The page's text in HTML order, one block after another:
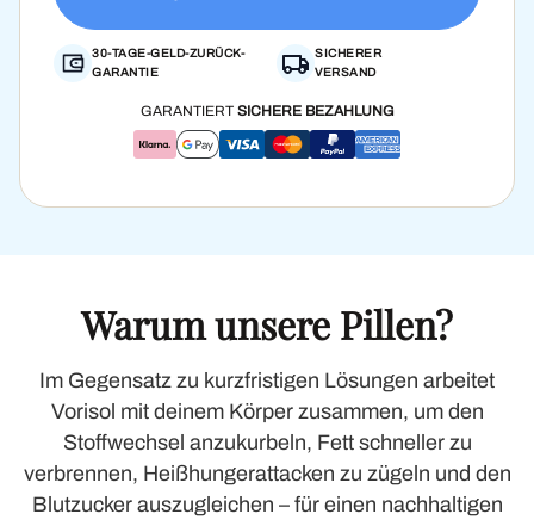
30-TAGE-GELD-ZURÜCK-
GARANTIE
SICHERER
VERSAND
GARANTIERT SICHERE BEZAHLUNG
Warum unsere Pillen?
Im Gegensatz zu kurzfristigen Lösungen arbeitet
Vorisol mit deinem Körper zusammen, um den
Stoffwechsel anzukurbeln, Fett schneller zu
verbrennen, Heißhungerattacken zu zügeln und den
Blutzucker auszugleichen – für einen nachhaltigen